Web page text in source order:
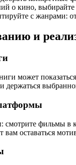
о кино,
с жанрами:
и
может
держаться
фильмы
оставаться